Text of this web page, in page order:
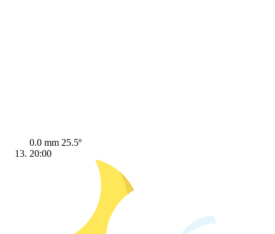
0.0 mm 25.5º
20:00